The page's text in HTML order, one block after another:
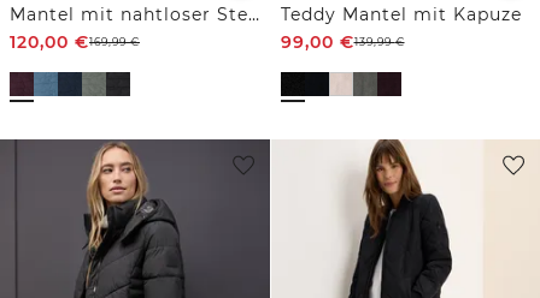
Mantel mit nahtloser Steppung
120,00 €169,99€
Teddy Mantel mit Kapuze
99,00 €139,99€